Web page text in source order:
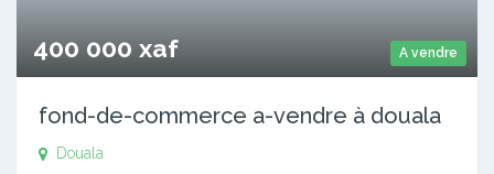
A vendre
400 000 xaf
fond-de-commerce a-vendre à douala
Douala